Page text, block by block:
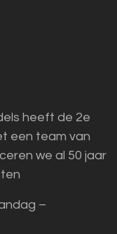
heeft de 2e
een team van
we al 50 jaar
–